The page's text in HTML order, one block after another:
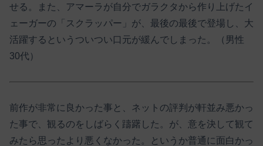
せる。また、アマーラが自分でガラクタから作り上げたイ
ェーガーの「スクラッパー」が、最後の最後で登場し、大
活躍するというついつい口元が緩んでしまった。（男性
30代）
前作が非常に良かった事と、ネットの評判が軒並み悪かっ
た事で、観るのをしばらく躊躇した。が、意を決して観て
みたら思ったより悪くなかった。というか普通に面白かっ